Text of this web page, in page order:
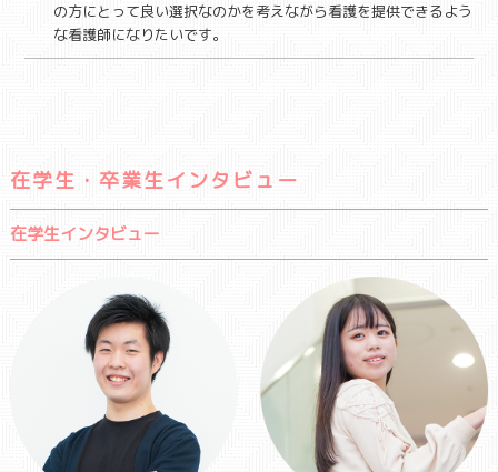
の方にとって良い選択なのかを考えながら看護を提供できるよう
な看護師になりたいです。
在学生・卒業生インタビュー
在学生インタビュー